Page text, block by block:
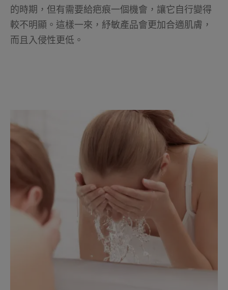
的時期，但有需要給疤痕一個機會，讓它自行變得
較不明顯。這樣一來，紓敏產品會更加合適肌膚，
而且入侵性更低。